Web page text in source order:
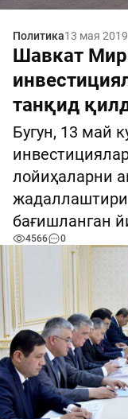
Политика13 мая 2019
Шавкат
танқид
Бугун, 13 май
лойиҳаларни
бағишланган
4566 0